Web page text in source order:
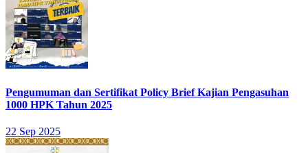
Pengumuman dan Sertifikat Policy Brief Kajian Pengasuhan
1000 HPK Tahun 2025
22 Sep 2025